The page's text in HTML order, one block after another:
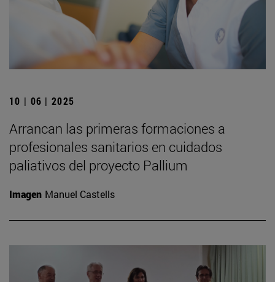
10 | 06 | 2025
Arrancan las primeras formaciones a
profesionales sanitarios en cuidados
paliativos del proyecto Pallium
Imagen Manuel Castells